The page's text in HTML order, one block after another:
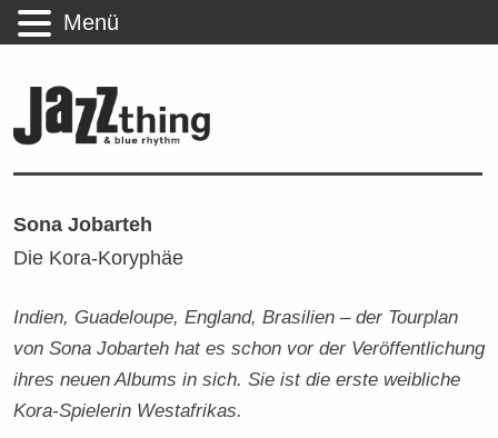
Sona Jobarteh
Die Kora-Koryphäe
Indien, Guadeloupe, England, Brasilien – der Tourplan
von Sona Jobarteh hat es schon vor der Veröffentlichung
ihres neuen Albums in sich. Sie ist die erste weibliche
Kora-Spielerin Westafrikas.
Menü